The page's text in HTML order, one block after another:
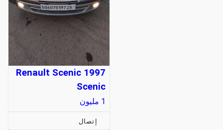
Renault Scenic 1997
Scenic
1 مليون
إتصال